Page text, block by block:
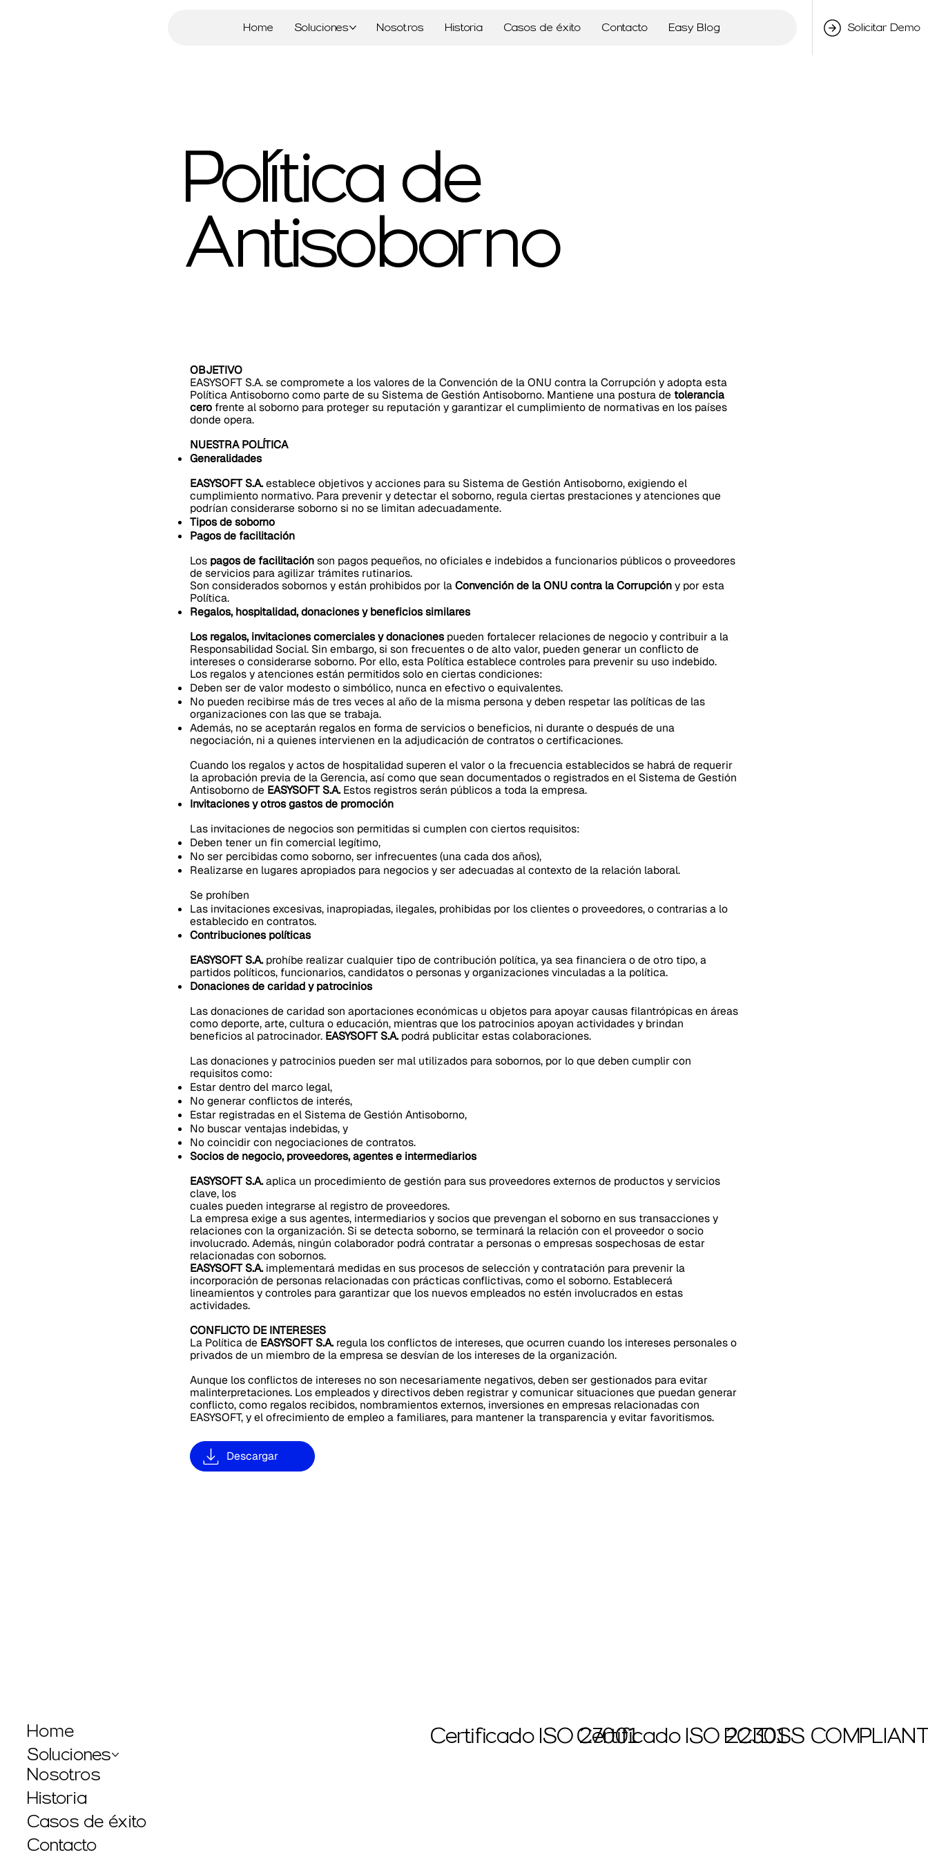
Home Soluciones Nosotros Historia Casos de éxito Contacto Easy Blog Solicitar Demo
Política de
Antisoborno​
OBJETIVO
EASYSOFT S.A. se compromete a los valores de la Convención de la ONU contra la Corrupción y adopta esta
Política Antisoborno como parte de su Sistema de Gestión Antisoborno. Mantiene una postura de tolerancia
cerofrente al soborno para proteger su reputación y garantizar el cumplimiento de normativas en los países
donde opera.
NUESTRA POLÍTICA
Generalidades
EASYSOFT S.A.establece objetivos y acciones para su Sistema de Gestión Antisoborno, exigiendo el
cumplimiento normativo. Para prevenir y detectar el soborno, regula ciertas prestaciones y atenciones que
podrían considerarse soborno si no se limitan adecuadamente.
Tipos de soborno
Pagos de facilitación
Los pagos de facilitaciónson pagos pequeños, no oficiales e indebidos a funcionarios públicos o proveedores
de servicios para agilizar trámites rutinarios.
Son considerados sobornos y están prohibidos por laConvención de la ONU contra la Corrupcióny por esta
Política.
Regalos, hospitalidad, donaciones y beneficios similares
Los regalos, invitaciones comerciales y donacionespueden fortalecer relaciones de negocio y contribuir a la
Responsabilidad Social. Sin embargo, si son frecuentes o de alto valor, pueden generar un conflicto de
intereses o considerarse soborno. Por ello, esta Política establece controles para prevenir su uso indebido.
Los regalos y atenciones están permitidos solo en ciertas condiciones:
Deben ser de valor modesto o simbólico, nunca en efectivo o equivalentes.
No pueden recibirse más de tres veces al año de la misma persona y deben respetar las políticas de las
organizaciones con las que se trabaja.
Además, no se aceptarán regalos en forma de servicios o beneficios, ni durante o después de una
negociación, ni a quienes intervienen en la adjudicación de contratos o certificaciones.
Cuando los regalos y actos de hospitalidad superen el valor o la frecuencia establecidos se habrá de requerir
la aprobación previa de la Gerencia, así como que sean documentados o registrados en el Sistema de Gestión
Antisoborno de EASYSOFT S.A.Estos registros serán públicos a toda la empresa.
Invitaciones y otros gastos de promoción
Las invitaciones de negocios son permitidas si cumplen con ciertos requisitos:
Deben tener un fin comercial legítimo,
No ser percibidas como soborno, ser infrecuentes (una cada dos años),
Realizarse en lugares apropiados para negocios y ser adecuadas al contexto de la relación laboral.
Se prohíben
Las invitaciones excesivas, inapropiadas, ilegales, prohibidas por los clientes o proveedores, o contrarias a lo
establecido en contratos.
Contribuciones políticas
EASYSOFT S.A.prohíbe realizar cualquier tipo de contribución política, ya sea financiera o de otro tipo, a
partidos políticos, funcionarios, candidatos o personas y organizaciones vinculadas a la política.
Donaciones de caridad y patrocinios
Las donaciones de caridad son aportaciones económicas u objetos para apoyar causas filantrópicas en áreas
como deporte, arte, cultura o educación, mientras que los patrocinios apoyan actividades y brindan
beneficios al patrocinador. EASYSOFT S.A.podrá publicitar estas colaboraciones.
Las donaciones y patrocinios pueden ser mal utilizados para sobornos, por lo que deben cumplir con
requisitos como:
Estar dentro del marco legal,
No generar conflictos de interés,
Estar registradas en el Sistema de Gestión Antisoborno,
No buscar ventajas indebidas, y
No coincidir con negociaciones de contratos.
Socios de negocio, proveedores, agentes e intermediarios
EASYSOFT S.A.aplica un procedimiento de gestión para sus proveedores externos de productos y servicios
clave, los
cuales pueden integrarse al registro de proveedores.
La empresa exige a sus agentes, intermediarios y socios que prevengan el soborno en sus transacciones y
relaciones con la organización. Si se detecta soborno, se terminará la relación con el proveedor o socio
involucrado. Además, ningún colaborador podrá contratar a personas o empresas sospechosas de estar
relacionadas con sobornos.
EASYSOFT S.A.implementará medidas en sus procesos de selección y contratación para prevenir la
incorporación de personas relacionadas con prácticas conflictivas, como el soborno. Establecerá
lineamientos y controles para garantizar que los nuevos empleados no estén involucrados en estas
actividades.
CONFLICTO DE INTERESES
La Política de EASYSOFT S.A.regula los conflictos de intereses, que ocurren cuando los intereses personales o
privados de un miembro de la empresa se desvían de los intereses de la organización.
Aunque los conflictos de intereses no son necesariamente negativos, deben ser gestionados para evitar
malinterpretaciones. Los empleados y directivos deben registrar y comunicar situaciones que puedan generar
conflicto, como regalos recibidos, nombramientos externos, inversiones en empresas relacionadas con
EASYSOFT, y el ofrecimiento de empleo a familiares, para mantener la transparencia y evitar favoritismos.
Descargar
Home
Soluciones
Nosotros
Historia
Casos de éxito
Contacto
Certificado ISO 27001Certificado ISO 22301
PCI DSS